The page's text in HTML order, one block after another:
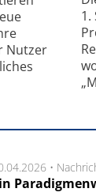
Nutzer
1.
•